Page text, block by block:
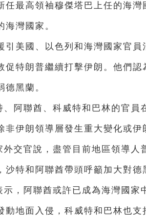
任最高領袖穆傑塔巴上任的海
海灣國家。
引美國、以色列和海灣國家官
促特朗普繼續打擊伊朗。他們
德黑蘭。
、阿聯酋、科威特和巴林的官員
非伊朗領導層發生重大變化或伊
外交官說，盡管目前地區領導人
沙特和阿聯酋帶頭呼籲加大對德
示，阿聯酋或許已成為海灣國家
動地面入侵，科威特和巴林也